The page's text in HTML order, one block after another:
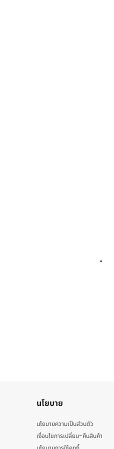
นโยบาย
นโยบายความเป็นส่วนตัว
เงื่อนไขการเปลี่ยน-คืนสินค้า